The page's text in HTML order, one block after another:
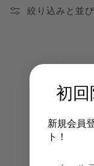
シ
絞り込みと並び
减少细
初回
新規会員
ト！